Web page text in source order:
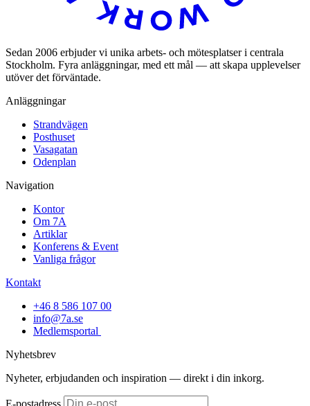
Sedan 2006 erbjuder vi unika arbets- och mötesplatser i centrala
Stockholm. Fyra anläggningar, med ett mål — att skapa upplevelser
utöver det förväntade.
Anläggningar
Strandvägen
Posthuset
Vasagatan
Odenplan
Navigation
Kontor
Om 7A
Artiklar
Konferens & Event
Vanliga frågor
Kontakt
+46 8 586 107 00
info@7a.se
Medlemsportal
Nyhetsbrev
Nyheter, erbjudanden och inspiration — direkt i din inkorg.
E-postadress